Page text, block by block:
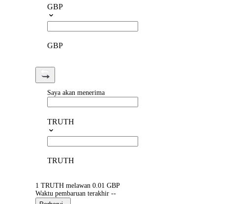
GBP
GBP
Saya akan menerima
TRUTH
TRUTH
1 TRUTH melawan 0.01 GBP
Waktu pembaruan terakhir --